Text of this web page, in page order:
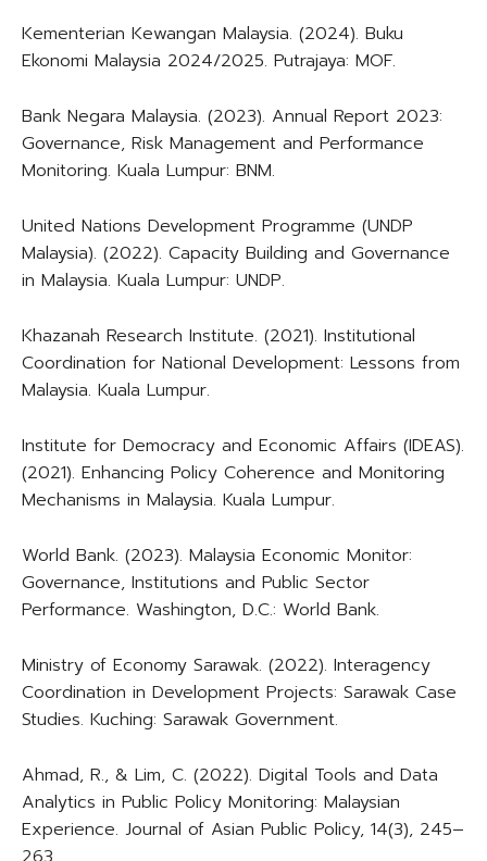
Kementerian Kewangan Malaysia. (2024). Buku
Ekonomi Malaysia 2024/2025. Putrajaya: MOF.
Bank Negara Malaysia. (2023). Annual Report 2023:
Governance, Risk Management and Performance
Monitoring. Kuala Lumpur: BNM.
United Nations Development Programme (UNDP
Malaysia). (2022). Capacity Building and Governance
in Malaysia. Kuala Lumpur: UNDP.
Khazanah Research Institute. (2021). Institutional
Coordination for National Development: Lessons from
Malaysia. Kuala Lumpur.
Institute for Democracy and Economic Affairs (IDEAS).
(2021). Enhancing Policy Coherence and Monitoring
Mechanisms in Malaysia. Kuala Lumpur.
World Bank. (2023). Malaysia Economic Monitor:
Governance, Institutions and Public Sector
Performance. Washington, D.C.: World Bank.
Ministry of Economy Sarawak. (2022). Interagency
Coordination in Development Projects: Sarawak Case
Studies. Kuching: Sarawak Government.
Ahmad, R., & Lim, C. (2022). Digital Tools and Data
Analytics in Public Policy Monitoring: Malaysian
Experience. Journal of Asian Public Policy, 14(3), 245–